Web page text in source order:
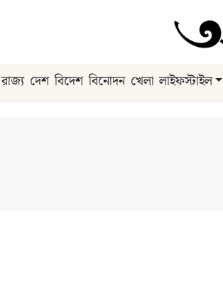
রাজ্য দেশ বিদেশ বিনোদন খেলা লাইফস্টাইল